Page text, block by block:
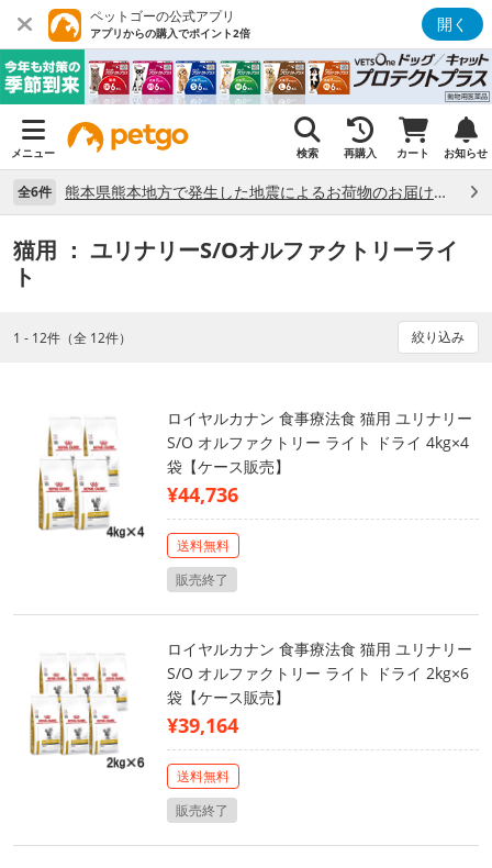
ペットゴーの公式アプリ
アプリからの購入でポイント2倍 開く
メニュー 検索 再購入 カート お知らせ
全6件 熊本県熊本地方で発生した地震によるお荷物のお届け状況について （7/28）
猫用 ： ユリナリーS/Oオルファクトリーライ
ト
1 - 12件（全 12件） 絞り込み
ロイヤルカナン 食事療法食 猫用 ユリナリー
S/O オルファクトリー ライト ドライ 4kg×4
袋【ケース販売】
¥44,736
送料無料
販売終了
ロイヤルカナン 食事療法食 猫用 ユリナリー
S/O オルファクトリー ライト ドライ 2kg×6
袋【ケース販売】
¥39,164
送料無料
販売終了